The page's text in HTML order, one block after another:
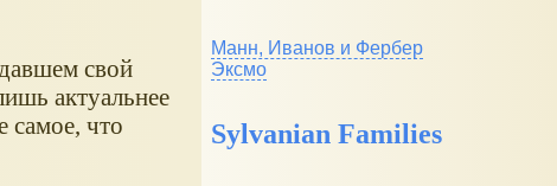
свой
актуальнее
самое, что
Манн, Иванов и Фербер
Эксмо
Sylvanian Families